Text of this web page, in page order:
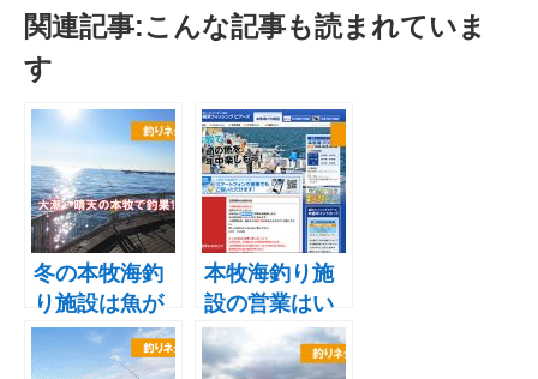
関連記事:こんな記事も読まれていま
す
冬の本牧海釣
り施設は魚が
釣れない
の！？フグ1匹
本牧海釣り施
設の営業はい
つから？9月6
日（土）より